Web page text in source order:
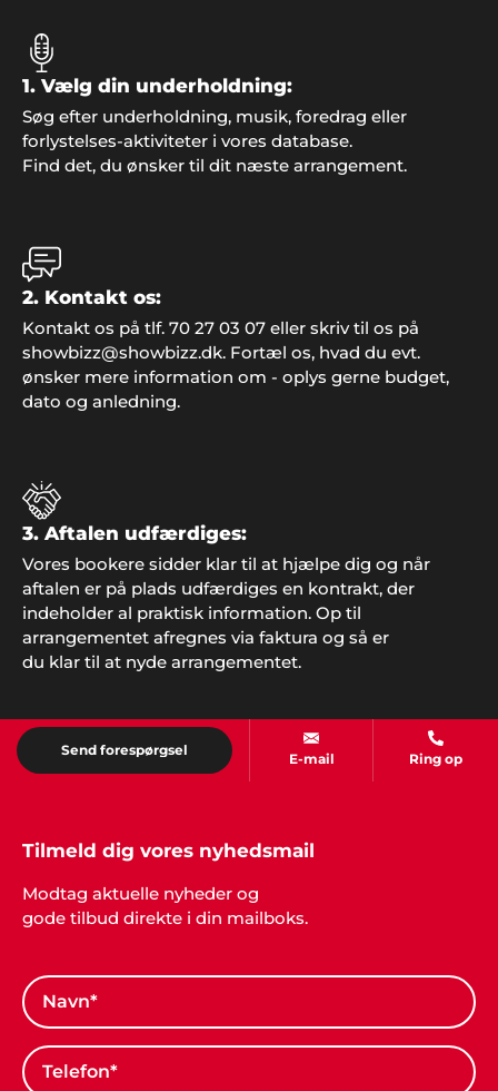
Preben, Varde
"Vi gjorde det igen! Overraskede familien med fest
og underholdning fra Showbizz Danmark. Det
virker hver gang".
Frank Sørensen, Valby
"Super fin hjemmeside I har - nemt at finde
inspiration og udfylde formularen, og fedt I lige
følger op og ringer med mere information. Vi har
booket bandet og glæder os til arrangementet til
sommer. Tak for hjælpen".
Peter, Åbenrå
"Hvis vi en anden gang får brug for gode ideer og
super god service, så kontakter vi helt sikkert
satte stemningen fra starten.
1. Vælg din underholdning:
Søg efter underholdning, musik, foredrag eller
forlystelses-aktiviteter i vores database.
Find det, du ønsker til dit næste arrangement.
2. Kontakt os:
Kontakt os på tlf. 70 27 03 07 eller skriv til os på
showbizz@showbizz.dk. Fortæl os, hvad du evt.
ønsker mere information om - oplys gerne budget,
dato og anledning.
3. Aftalen udfærdiges:
Vores bookere sidder klar til at hjælpe dig og når
aftalen er på plads udfærdiges en kontrakt, der
indeholder al praktisk information. Op til
arrangementet afregnes via faktura og så er
du klar til at nyde arrangementet.
Send forespørgsel
E-mail Ring op
Tilmeld dig vores nyhedsmail
Modtag aktuelle nyheder og
gode tilbud direkte i din mailboks.